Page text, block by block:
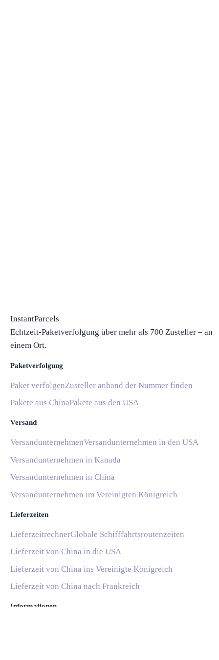
InstantParcels
Echtzeit-Paketverfolgung über mehr als 700 Zusteller – an
einem Ort.
Paketverfolgung
Paket verfolgenZusteller anhand der Nummer finden
Pakete aus ChinaPakete aus den USA
Versand
VersandunternehmenVersandunternehmen in den USA
Versandunternehmen in Kanada
Versandunternehmen in China
Versandunternehmen im Vereinigten Königreich
Lieferzeiten
LieferzeitrechnerGlobale Schifffahrtsroutenzeiten
Lieferzeit von China in die USA
Lieferzeit von China ins Vereinigte Königreich
Lieferzeit von China nach Frankreich
Informationen